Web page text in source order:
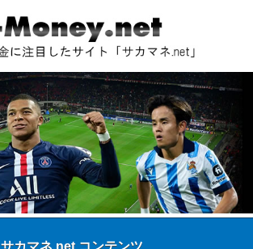
サカマネ.net コンテンツ